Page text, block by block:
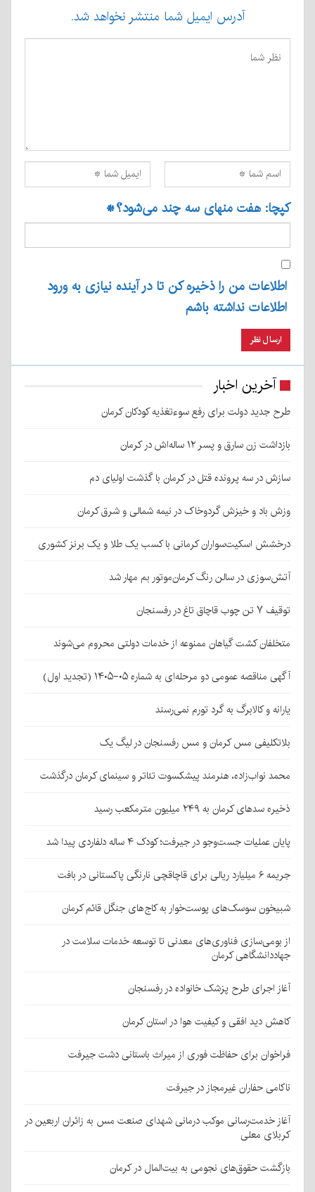
آدرس ایمیل شما منتشر نخواهد شد.
کپچا: هفت منهای سه چند می‌شود؟*
اطلاعات من را ذخیره کن تا در آینده نیازی به ورود
اطلاعات نداشته باشم
آخرین اخبار
طرح جدید دولت برای رفع سوءتغذیه کودکان کرمان
بازداشت زن سارق و پسر ۱۲ ساله‌اش در کرمان
سازش در سه پرونده قتل در کرمان با گذشت اولیای دم
وزش باد و خیزش گردوخاک در نیمه شمالی و شرق کرمان
درخشش اسکیت‌سواران کرمانی با کسب یک طلا و یک برنز کشوری
آتش‌سوزی در سالن رنگ کرمان‌موتور بم مهار شد
توقیف ۷ تن چوب قاچاق تاغ در رفسنجان
متخلفان کشت گیاهان ممنوعه از خدمات دولتی محروم می‌شوند
آگهی مناقصه عمومی دو مرحله‌ای به شماره ۰۵-۱۴۰۵ (تجدید اول)
یارانه و کالابرگ به گرد تورم نمی‌رسند
بلاتکلیفی مس کرمان و مس رفسنجان در لیگ یک
محمد نواب‌زاده، هنرمند پیشکسوت تئاتر و سینمای کرمان درگذشت
ذخیره سدهای کرمان به ۲۴۹ میلیون مترمکعب رسید
پایان عملیات جست‌وجو در جیرفت؛ کودک ۴ ساله دلفاردی پیدا شد
جریمه ۶ میلیارد ریالی برای قاچاقچی نارنگی پاکستانی در بافت
شبیخون سوسک‌های پوست‌خوار به کاج‌های جنگل قائم کرمان
از بومی‌سازی فناوری‌های معدنی تا توسعه خدمات سلامت در
جهاددانشگاهی کرمان
آغاز اجرای طرح پزشک خانواده در رفسنجان
کاهش دید افقی و کیفیت هوا در استان کرمان
فراخوان برای حفاظت فوری از میراث باستانی دشت جیرفت
ناکامی حفاران غیرمجاز در جیرفت
آغاز خدمت‌رسانی موکب درمانی شهدای صنعت مس به زائران اربعین در
کربلای معلی
بازگشت حقوق‌های نجومی به بیت‌المال در کرمان